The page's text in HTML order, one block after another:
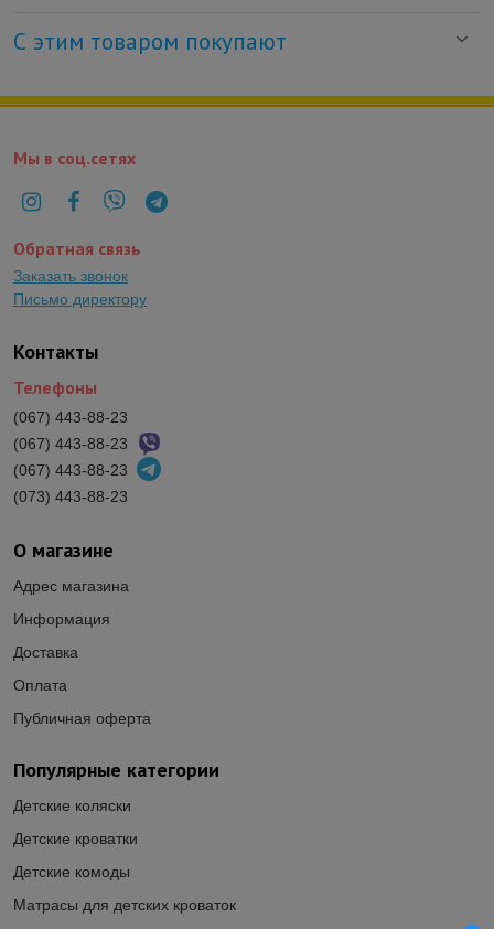
С этим товаром покупают
Популярные категории
Детские коляски
Детские кроватки
Детские комоды
Матрасы для детских кроваток
О магазине
Адрес магазина
Информация
Доставка
Оплата
Публичная оферта
Контакты
Телефоны
(067) 443-88-23
(067) 443-88-23
(067) 443-88-23
(073) 443-88-23
Мы в соц.сетях
Обратная связь
Заказать звонок
Письмо директору